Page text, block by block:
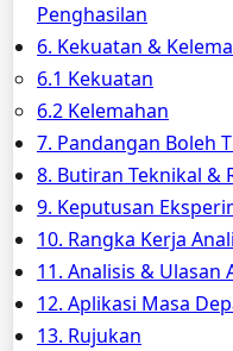
Penghasilan
6. Kekuatan &
6.1 Kekuatan
6.2 Kelemahan
7. Pandangan Boleh
8. Butiran Teknikal &
9. Keputusan
10. Rangka Kerja
11. Analisis & Ulasan
12. Aplikasi Masa
13. Rujukan